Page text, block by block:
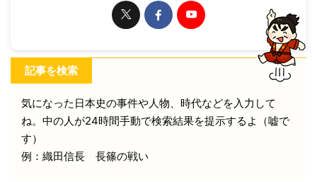
記事を検索
気になった日本史の事件や人物、時代などを入力して
ね。中の人が24時間手動で検索結果を提示するよ（嘘で
す）
例：織田信長 長篠の戦い